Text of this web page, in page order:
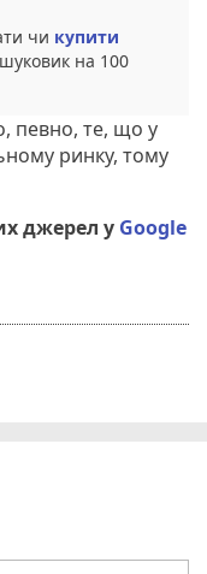
чи купити
на 100
певно, те, що у
ринку, тому
джерел у Google